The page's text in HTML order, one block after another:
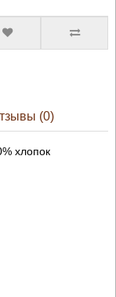
(0)
хлопок